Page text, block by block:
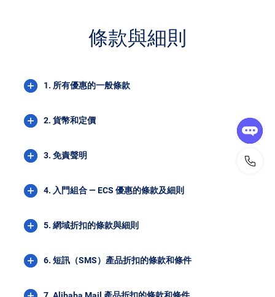
條款與細則
1. 所有優惠的一般條款
2. 貨幣和定價
3. 免責聲明
4. 入門組合 — ECS 優惠的條款及細則
5. 網域折扣的條款與細則
6. 短訊（SMS）產品折扣的條款和條件